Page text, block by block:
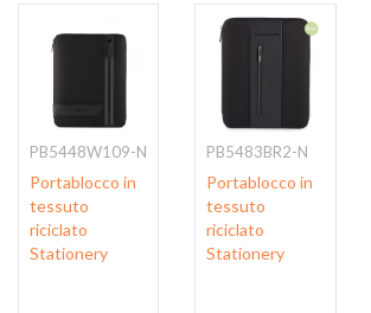
PB5448W109-N
Portablocco in
tessuto
riciclato
Stationery
PB5483BR2-N
Portablocco in
tessuto
riciclato
Stationery